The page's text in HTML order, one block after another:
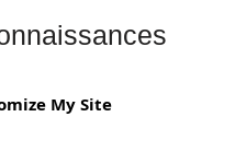
My Site